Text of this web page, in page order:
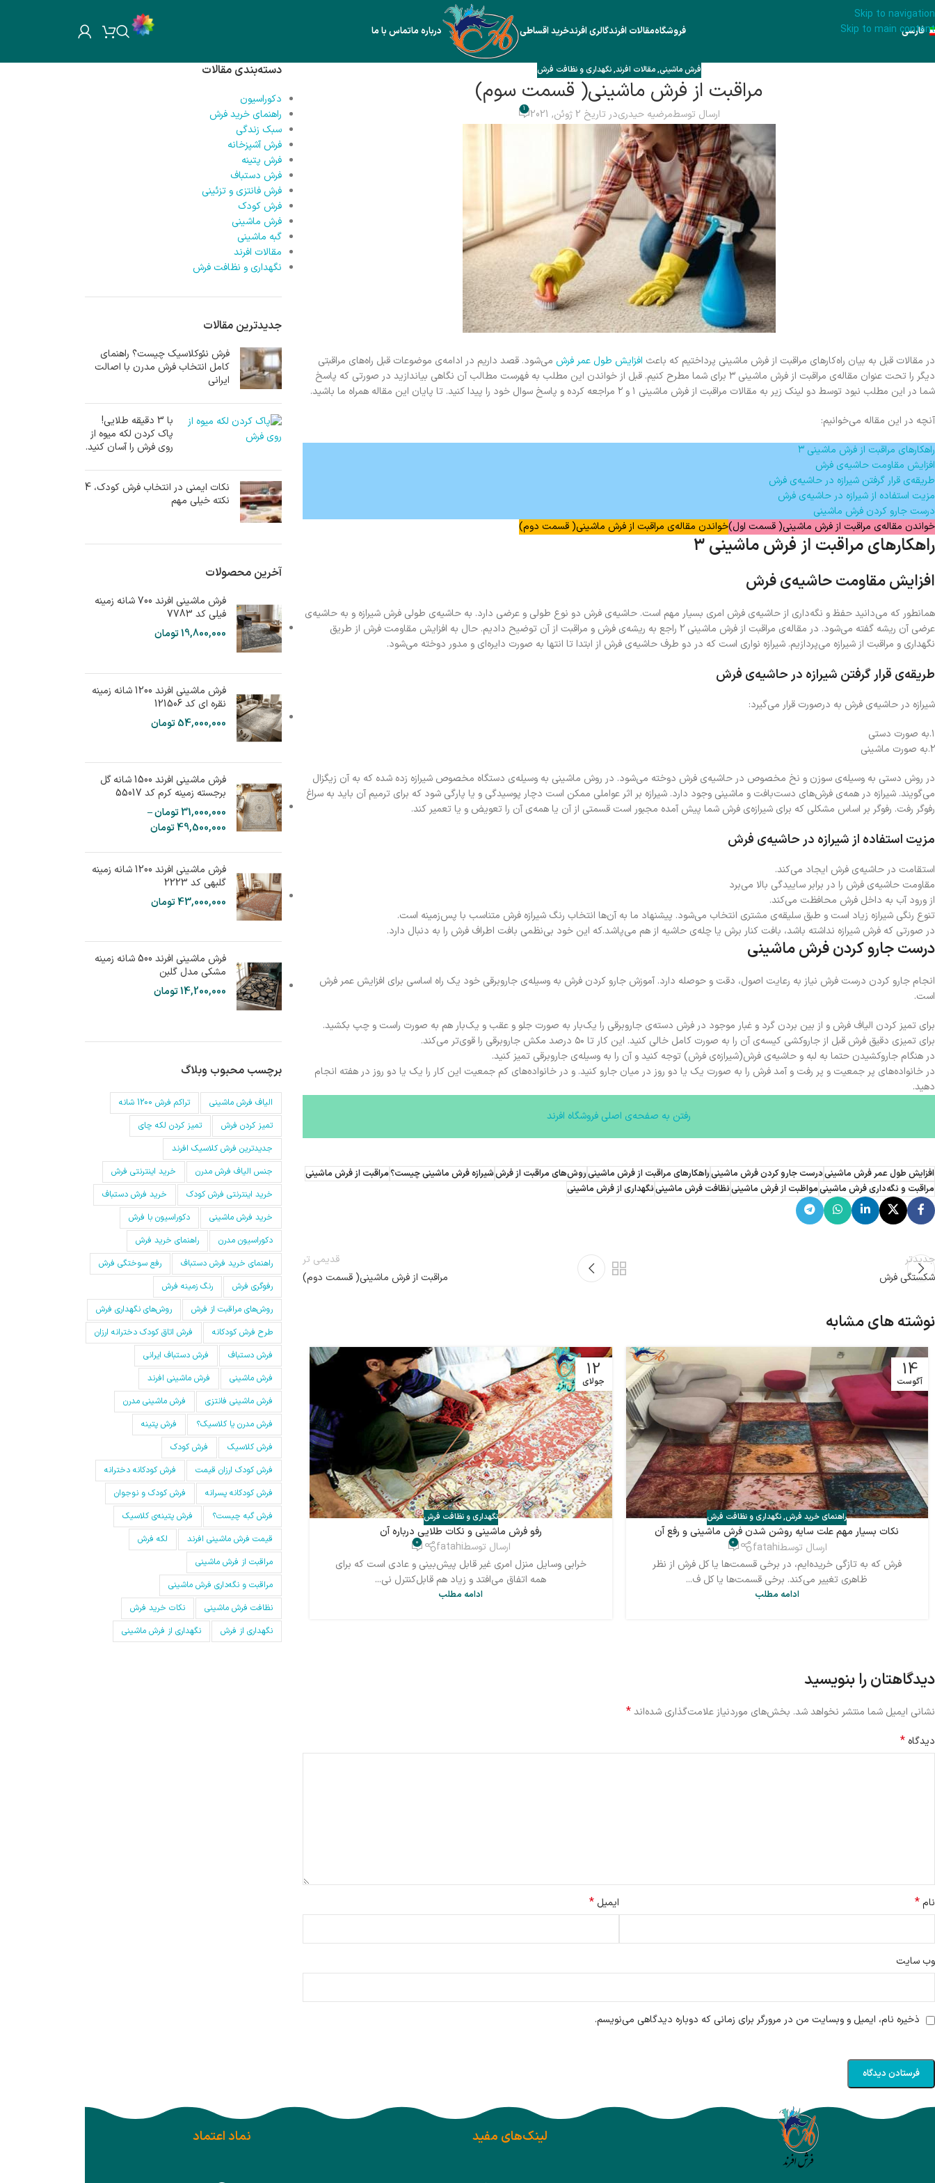
Skip to navigation
Skip to main content
فارسی فروشگاهمقالات افرندگالری افرندخرید اقساطی درباره ماتماس با ما
فرش ماشینی,مقالات افرند,نگهداری و نظافت فرش
مراقبت از فرش ماشینی( قسمت سوم)
ارسال توسطمرضیه حیدریدر تاریخ 2 ژوئن, 2021 1
در مقالات قبل به بیان راه‌کارهای مراقبت از فرش ماشینی پرداختیم که باعث افزایش طول عمر فرش می‌شود. قصد داریم در ادامه‌ی موضوعات قبل راه‌های مراقبتی
دیگر را تحت عنوان مقاله‌ی مراقبت از فرش ماشینی ۳ برای شما مطرح کنیم. قبل از خواندن این مطلب به فهرست مطالب آن نگاهی بیاندازید در صورتی که پاسخ
شما در این مطلب نبود توسط دو لینک زیر به مقالات مراقبت از فرش ماشینی ۱ و ۲ مراجعه کرده و پاسخ سوال خود را پیدا کنید. تا پایان این مقاله همراه ما باشید.
آنچه در این مقاله می‌خوانیم:
راهکارهای مراقبت از فرش ماشینی ۳
افزایش مقاومت حاشیه‌ی فرش
طریقه‌ی قرار گرفتن شیرازه در حاشیه‌ی فرش
مزیت استفاده از شیرازه در حاشیه‌ی فرش
درست جارو کردن فرش ماشینی
خواندن مقاله‌ی مراقبت از فرش ماشینی( قسمت اول)خواندن مقاله‌ی مراقبت از فرش ماشینی( قسمت دوم)
راهکارهای مراقبت از فرش ماشینی ۳
افزایش مقاومت حاشیه‌ی فرش
همانطور که می‌دانید حفظ و نگه‌داری از حاشیه‌ی فرش امری بسیار مهم است. حاشیه‌ی فرش دو نوع طولی و عرضی دارد. به حاشیه‌ی طولی فرش شیرازه و به حاشیه‌ی
عرضی آن ریشه گفته می‌شود. در مقاله‌ی مراقبت از فرش ماشینی ۲ راجع به ریشه‌ی فرش و مراقبت از آن توضیح دادیم. حال به افزایش مقاومت فرش از طریق
نگهداری و مراقبت از شیرازه می‌پردازیم. شیرازه نواری است که در دو طرف حاشیه‌ی فرش از ابتدا تا انتها به صورت دایره‌ای و مدور دوخته می‌شود.
طریقه‌ی قرار گرفتن شیرازه در حاشیه‌ی فرش
شیرازه در حاشیه‌ی فرش به درصورت قرار می‌گیرد:
۱.به صورت دستی
۲.به صورت ماشینی
در روش دستی به وسیله‌ی سوزن و نخ مخصوص در حاشیه‌ی فرش دوخته می‌شود‌. در روش ماشینی به وسیله‌ی دستگاه مخصوص شیرازه زده شده که به آن زیگزال
می‌گویند. شیرازه در همه‌ی فرش‌های دست‌بافت و ماشینی وجود دارد. شیرازه بر اثر عواملی ممکن است دچار پوسیدگی و یا پارگی شود که برای ترمیم آن باید به سراغ
رفوگر رفت. رفوگر بر اساس مشکلی که برای شیرازه‌ی فرش شما پیش آمده مجبور است قسمتی از آن یا همه‌ی آن را تعویض و یا تعمیر کند.
مزیت استفاده از شیرازه در حاشیه‌ی فرش
استقامت در حاشیه‌ی فرش ایجاد می‌کند.
مقاومت حاشیه‌ی فرش را در برابر ساییدگی بالا می‌برد
از ورود آب به داخل فرش محافظت می‌کند.
تنوع رنگی شیرازه زیاد است و طبق سلیقه‌ی مشتری انتخاب می‌شود. پیشنهاد ما به آن‌ها انتخاب رنگ شیرازه فرش متناسب با پس‌زمینه است.
در صورتی که فرش شیرازه نداشته باشد، بافت کنار برش یا چله‌ی حاشیه از هم می‌پاشد.که این خود بی‌نظمی بافت اطراف فرش را به دنبال دارد.
درست جارو کردن فرش ماشینی
انجام جارو کردن درست فرش نیاز به رعایت اصول، دقت و حوصله دارد. آموزش جارو کردن فرش به وسیله‌ی جاروبرقی خود یک راه اساسی برای افزایش عمر فرش
است.
برای تمیز کردن الیاف فرش و از بین بردن گرد و غبار موجود در فرش دسته‌ی جاروبرقی را یک‌بار به صورت جلو و عقب و یک‌بار هم به صورت راست و چپ بکشید.
برای تمیزی دقیق فرش قبل از جاروکشی کیسه‌ی آن را به صورت کامل خالی کنید. این کار تا ۵۰ درصد مکش جاروبرقی را قوی‌تر می‌کند.
در هنگام جاروکشیدن حتما به لبه و حاشیه‌ی فرش(شیرازه‌ی فرش) توجه کنید و آن را به وسیله‌ی جاروبرقی تمیز کنید.
در خانواده‌های پر جمعیت و پر رفت و آمد فرش را به صورت یک یا دو روز در میان جارو کنید. و در خانواده‌های کم جمعیت این کار را یک یا دو روز در هفته انجام
دهید.
رفتن به صفحه‌ی اصلی فروشگاه افرند
افزایش طول عمر فرش ماشینیدرست جارو کردن فرش ماشینیراهکارهای مراقبت از فرش ماشینیروش‌های مراقبت از فرششیرازه فرش ماشینی چیست؟مراقبت از فرش ماشینی
مراقبت و نگه‌داری فرش ماشینیمواظبت از فرش ماشینینظافت فرش ماشینینگهداری از فرش ماشینی
جدیدتر
شکستگی فرش
قدیمی تر
مراقبت از فرش ماشینی( قسمت دوم)
نوشته های مشابه
14
آگوست
راهنمای خرید فرش,نگهداری و نظافت فرش
نکات بسیار مهم علت سایه روشن شدن فرش ماشینی و رفع آن
ارسال توسطfatahi
0
فرش که به تازگی خریده‌ایم، در برخی قسمت‌ها یا کل فرش از نظر
ظاهری تغییر می‌کند. برخی قسمت‌ها یا کل ف...
ادامه مطلب
12
جولای
نگهداری و نظافت فرش
رفو فرش ماشینی و نکات طلایی درباره آن
ارسال توسطfatahi
0
خرابی وسایل منزل امری غیر قابل پیش‌بینی و عادی است که برای
همه اتفاق می‌افتد و زیاد هم قابل‌کنترل نی...
ادامه مطلب
24
مقالات افرند,نگهداری و نظافت فرش
کوبیدگی فرش ، بهترین راه کارهای جلوگیری و رفع آن
ارسال توسطfatahi
رفت و آمد زیاد، اجسام سنگین و پایه‌های مبل و میز به ‌مرور باعث
خوابیدن نخ خاب فرش می‌شود که دراصطلاح...
ادامه مطلب
دیدگاهتان را بنویسید
نشانی ایمیل شما منتشر نخواهد شد. بخش‌های موردنیاز علامت‌گذاری شده‌اند*
دیدگاه *
نام* ایمیل*
وب‌ سایت
ذخیره نام، ایمیل و وبسایت من در مرورگر برای زمانی که دوباره دیدگاهی می‌نویسم.
دسته‌بندی مقالات
دکوراسیون
راهنمای خرید فرش
سبک زندگی
فرش آشپزخانه
فرش پتینه
فرش دستباف
فرش فانتزی و تزئینی
فرش کودک
فرش ماشینی
گبه ماشینی
مقالات افرند
نگهداری و نظافت فرش
جدیدترین مقالات
فرش نئوکلاسیک چیست؟ راهنمای
کامل انتخاب فرش مدرن با اصالت
ایرانی
با 3 دقیقه طلایی!
پاک کردن لکه میوه از
روی فرش را آسان کنید.
نکات ایمنی در انتخاب فرش کودک، 4
نکته خیلی مهم
آخرین محصولات
فرش ماشینی افرند 700 شانه زمینه
فیلی کد 7783
19,800,000تومان
فرش ماشینی افرند 1200 شانه زمینه
نقره ای کد 121506
54,000,000تومان
فرش ماشینی افرند 1500 شانه گل
برجسته زمینه کرم کد 55017
31,000,000تومان–
49,500,000تومان
فرش ماشینی افرند 1200 شانه زمینه
گلبهی کد 2223
43,000,000تومان
فرش ماشینی افرند 500 شانه زمینه
مشکی مدل گلبن
14,200,000تومان
برچسب محبوب وبلاگ
الیاف فرش ماشینی
تراکم فرش 1200 شانه
تمیز کردن فرش
تمیز کردن لکه چای
جدیدترین فرش کلاسیک افرند
جنس الیاف فرش مدرن
خرید اینترنتی فرش
خرید اینترنتی فرش کودک
خرید فرش دستباف
خرید فرش ماشینی
دکوراسیون با فرش
دکوراسیون مدرن
راهنمای خرید فرش
راهنمای خرید فرش دستباف
رفع سوختگی فرش
رفوگری فرش
رنگ زمینه فرش
روش‌های مراقبت از فرش
روش‌های نگهداری فرش
طرح فرش کودکانه
فرش اتاق کودک دخترانه ارزان
فرش دستباف
فرش دستباف ایرانی
فرش ماشینی
فرش ماشینی افرند
فرش ماشینی فانتزی
فرش ماشینی مدرن
فرش مدرن یا کلاسیک؟
فرش پتینه
فرش کلاسیک
فرش کودک
فرش کودک ارزان قیمت
فرش کودکانه دخترانه
فرش کودکانه پسرانه
فرش کودک و نوجوان
فرش گبه چیست؟
فرش‌ پتینه‌ی کلاسیک
قیمت فرش ماشینی افرند
لکه فرش
مراقبت از فرش ماشینی
مراقبت و نگه‌داری فرش ماشینی
نظافت فرش ماشینی
نکات خرید فرش
نگهداری از فرش
نگهداری از فرش ماشینی
لینک‌های مفید نماد اعتماد